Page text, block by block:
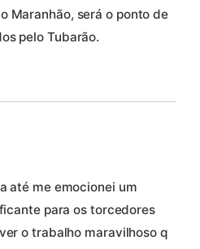
Maranhão, será o ponto de
pelo Tubarão.
até me emocionei um
para os torcedores
o trabalho maravilhoso q